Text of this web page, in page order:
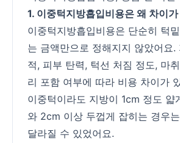
1. 이중턱지방흡입비용은 왜 차이가
이중턱지방흡입비용은 단순히 턱
는 금액만으로 정해지지 않았어요.
적, 피부 탄력, 턱선 처짐 정도, 마
리 포함 여부에 따라 비용 차이가
이중턱이라도 지방이 1cm 정도 얇
와 2cm 이상 두껍게 잡히는 경우
달라질 수 있었어요.